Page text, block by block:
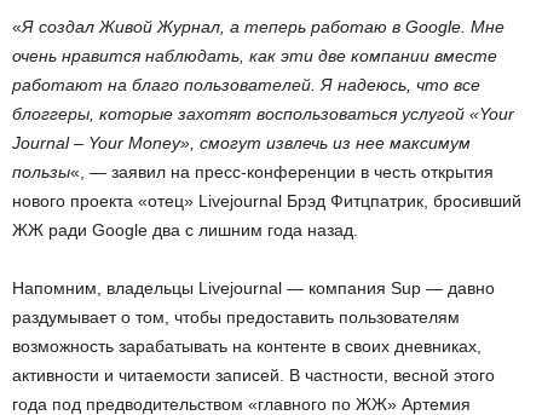
«Я создал Живой Журнал, а теперь работаю в Google. Мне
очень нравится наблюдать, как эти две компании вместе
работают на благо пользователей. Я надеюсь, что все
блоггеры, которые захотят воспользоваться услугой «Your
Journal – Your Money», смогут извлечь из нее максимум
пользы«, — заявил на пресс-конференции в честь открытия
нового проекта «отец» Livejournal Брэд Фитцпатрик, бросивший
ЖЖ ради Google два с лишним года назад.
Напомним, владельцы Livejournal — компания Sup — давно
раздумывает о том, чтобы предоставить пользователям
возможность зарабатывать на контенте в своих дневниках,
активности и читаемости записей. В частности, весной этого
года под предводительством «главного по ЖЖ» Артемия